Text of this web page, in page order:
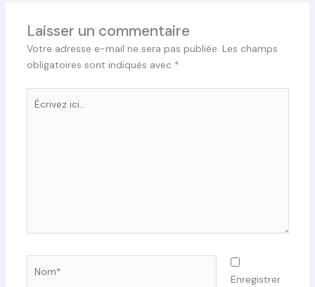
Laisser un commentaire
Votre adresse e-mail ne sera pas publiée. Les champs
obligatoires sont indiqués avec *
ici…
Enregistrer